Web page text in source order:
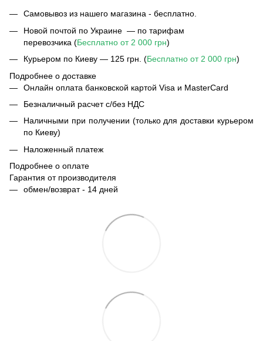
Самовывоз из нашего магазина - бесплатно.
Новой почтой по Украине — по тарифам
перевозчика (Бесплатно от 2 000 грн)
Курьером по Киеву — 125 грн. (Бесплатно от 2 000 грн)
Подробнее о доставке
Онлайн оплата банковской картой Visa и MasterCard
Безналичный расчет с/без НДС
Наличными при получении (только для доставки курьером
по Киеву)
Наложенный платеж
Подробнее о оплате
Гарантия от производителя
обмен/возврат - 14 дней